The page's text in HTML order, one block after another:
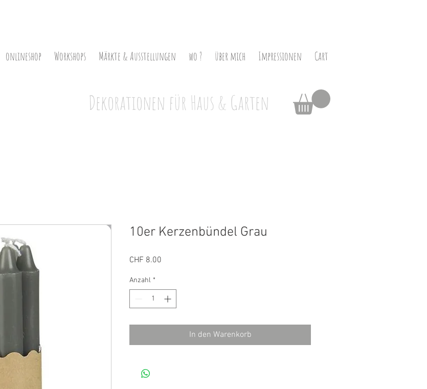
onlineshop Workshops Märkte & Ausstellungen wo ? über mich Impressionen Cart
Dekorationen für Haus & Garten
10er Kerzenbündel Grau
CHF 8.00
Anzahl *
In den Warenkorb